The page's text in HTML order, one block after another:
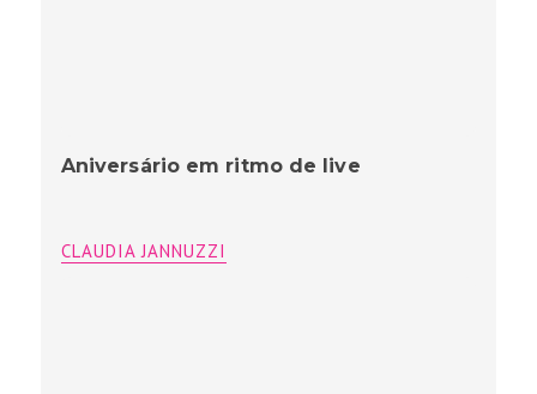
Aniversário em ritmo de live
CLAUDIA JANNUZZI